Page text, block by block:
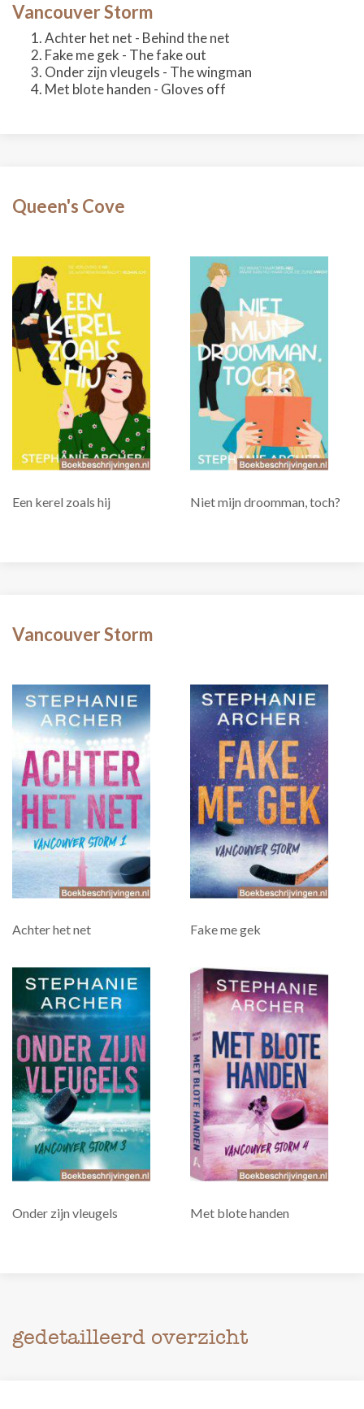
Vancouver Storm
Achter het net - Behind the net
Fake me gek - The fake out
Onder zijn vleugels - The wingman
Met blote handen - Gloves off
Queen's Cove
Een kerel zoals hij Niet mijn droomman, toch?
Vancouver Storm
Achter het net Fake me gek
Onder zijn vleugels Met blote handen
gedetailleerd overzicht